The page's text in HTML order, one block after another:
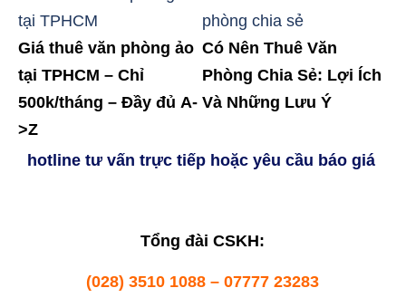
Giá thuê văn phòng ảo
tại TPHCM – Chỉ
500k/tháng – Đầy đủ A-
>Z
Có Nên Thuê Văn
Phòng Chia Sẻ: Lợi Ích
Và Những Lưu Ý
hotline tư vấn trực tiếp hoặc yêu cầu báo giá
Tổng đài CSKH:
(028) 3510 1088 – 07777 23283